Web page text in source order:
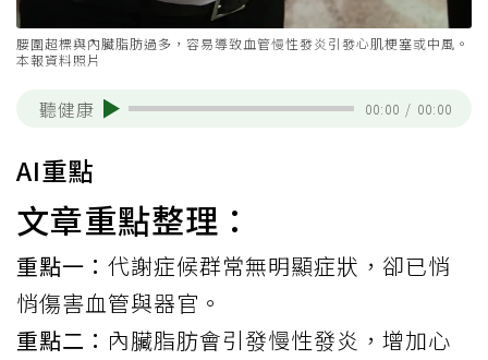
腰圍超標與內臟脂肪過多，容易導致血管慢性發炎引發心肌梗塞或中風。
本報資料照片
聽健康 00:00 / 00:00
AI重點
文章重點整理：
重點一： 代謝症候群常無明顯症狀，卻已悄
悄傷害血管與器官。
重點二： 內臟脂肪會引發慢性發炎，增加心